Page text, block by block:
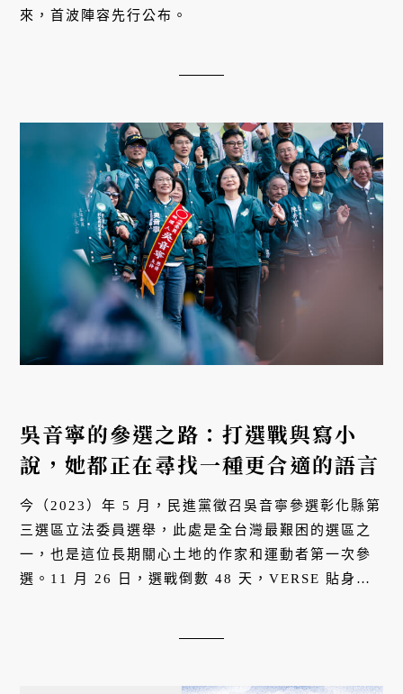
來，首波陣容先行公布。
吳音寧的參選之路：打選戰與寫小
說，她都正在尋找一種更合適的語言
今（2023）年 5 月，民進黨徵召吳音寧參選彰化縣第
三選區立法委員選舉，此處是全台灣最艱困的選區之
一，也是這位長期關心土地的作家和運動者第一次參
選。11 月 26 日，選戰倒數 48 天，VERSE 貼身採